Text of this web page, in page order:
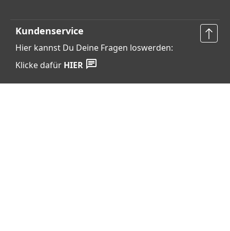
Kundenservice
Hier kannst Du Deine Fragen loswerden:
Klicke dafür HIER